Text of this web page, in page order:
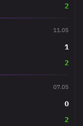
2
11.05
1
2
07.05
0
2